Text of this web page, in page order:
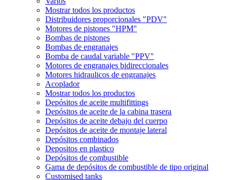
Mostrar todos los productos
Distribuidores proporcionales "PDV"
Motores de pistones "HPM"
Bombas de pistones
Bombas de engranajes
Bomba de caudal variable "PPV"
Motores de engranajes bidireccionales
Motores hidraulicos de engranajes
Acoplador
Mostrar todos los productos
Depósitos de aceite multifittings
Depósitos de aceite de la cabina trasera
Depósitos de aceite debajo del cuerpo
Depósitos de aceite de montaje lateral
Depósitos combinados
Depositos en plastico
Depósitos de combustible
Gama de depósitos de combustible de tipo original
Customised tanks